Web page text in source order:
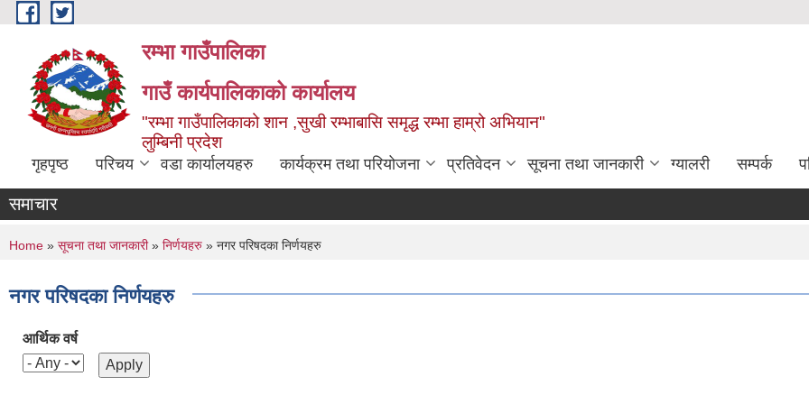
Skip to main content
रम्भा गाउँपालिका
गाउँ कार्यपालिकाको कार्यालय
"रम्भा गाउँपालिकाको शान ,सुखी रम्भाबासि समृद्ध रम्भा हाम्रो अभियान"
लुम्बिनी प्रदेश
गृहपृष्ठ परिचय वडा कार्यालयहरु कार्यक्रम तथा परियोजना प्रतिवेदन सूचना तथा जानकारी ग्यालरी सम्पर्क
समाचार
You are here
Home » सूचना तथा जानकारी» निर्णयहरु » नगर परिषदका निर्णयहरु
नगर परिषदका निर्णयहरु
आर्थिक वर्ष